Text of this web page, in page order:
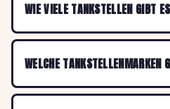
WIE VIELE TANKSTELLEN GIBT
WELCHE TANKSTELLENMARKEN